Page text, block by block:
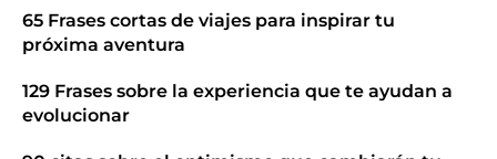
65 Frases cortas de viajes para inspirar tu
próxima aventura
129 Frases sobre la experiencia que te ayudan a
evolucionar